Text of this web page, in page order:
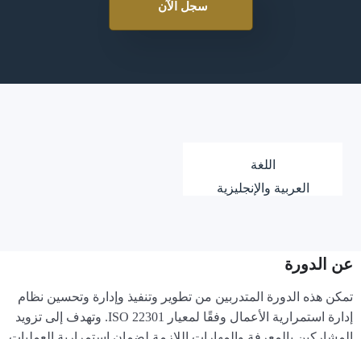
سجل الآن
اللغة
العربية والإنجليزية
عن الدورة
تمكن هذه الدورة المتدربين من تطوير وتنفيذ وإدارة وتحسين نظام
إدارة استمرارية الأعمال وفقًا لمعيار ISO 22301. وتهدف إلى تزويد